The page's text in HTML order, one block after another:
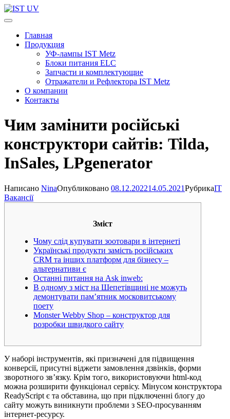
Перейти
к
(нажмите
Enter)
Главная
Продукция
УФ-лампы IST Metz
Блоки питания ELC
Запчасти и комплектующие
Отражатели и Рефлектора IST Metz
О компании
Контакты
Чим замінити російські
конструктори сайтів: Tilda,
InSales, LPgenerator
Написано NinaОпубликовано 08.12.202214.05.2021РубрикаIT
Вакансії
Зміст
Чому слід купувати зоотовари в інтернеті
Українські продукти замість російських
CRM та інших платформ для бізнесу –
альтернативи є
Останні питання на Ask inweb:
В одному з міст на Шепетівщині не можуть
демонтувати пам’ятник московитському
поету
Monster Webby Shop – конструктор для
розробки швидкого сайту
У наборі інструментів, які призначені для підвищення
конверсії, присутні віджети замовлення дзвінків, форми
зворотного зв’язку. Крім того, використовуючи html-код
можна розширити функціонал сервісу. Мінусом конструктора
ReadyScript є та обставина, що при підключенні блогу до
сайту можуть виникнути проблеми з SEO-просуванням
інтернет-ресурсу.